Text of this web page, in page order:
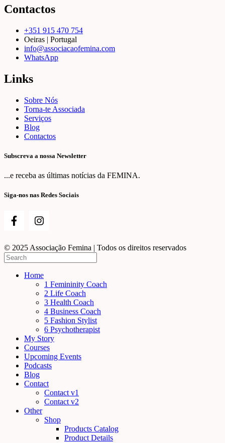
Contactos
+351 915 470 754
Oeiras | Portugal
info@associacaofemina.com
WhatsApp
Links
Sobre Nós
Torna-te Associada
Serviços
Blog
Contactos
Subscreva a nossa Newsletter
...e receba as últimas notícias da FEMINA.
Siga-nos nas Redes Sociais
© 2025 Associação Femina | Todos os direitos reservados
Home
1 Femininity Coach
2 Life Coach
3 Health Coach
4 Business Coach
5 Fashion Stylist
6 Psychotherapist
My Story
Courses
Upcoming Events
Podcasts
Blog
Contact
Contact v1
Contact v2
Other
Shop
Products Catalog
Product Details